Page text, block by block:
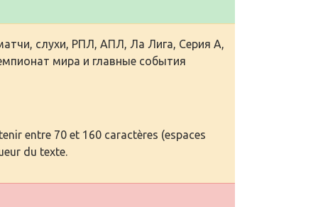
слухи, РПЛ, АПЛ, Ла Лига, Серия А,
мира и главные события
entre 70 et 160 caractères (espaces
du texte.